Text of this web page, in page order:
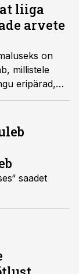
liiga
arvete
on
millistele
eripärad,
Luminori
saadet